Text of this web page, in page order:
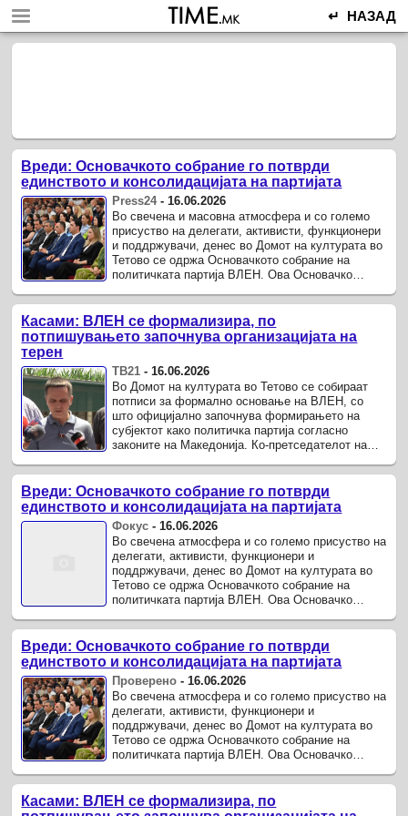
↵ НАЗАД
Вреди: Основачкото собрание го потврди
единството и консолидацијата на партијата
Press24- 16.06.2026
Во свечена и масовна атмосфера и со големо
присуство на делегати, активисти, функционери
и поддржувачи, денес во Домот на културата во
Тетово се одржа Основачкото собрание на
политичката партија ВЛЕН. Ова Основачко
обединувањето и означува ...
Касами: ВЛЕН се формализира, по
потпишувањето започнува организацијата на
терен
ТВ21 - 16.06.2026
Во Домот на културата во Тетово се собираат
потписи за формално основање на ВЛЕН, со
што официјално започнува формирањето на
субјектот како политичка партија согласно
законите на Македонија. Ко-претседателот на
завршувањето на овој процес ќе ...
Вреди: Основачкото собрание го потврди
единството и консолидацијата на партијата
Фокус -16.06.2026
Во свечена атмосфера и со големо присуство на
делегати, активисти, функционери и
поддржувачи, денес во Домот на културата во
Тетово се одржа Основачкото собрание на
политичката партија ВЛЕН. Ова Основачко
обединувањето и означува важна ...
Вреди: Основачкото собрание го потврди
единството и консолидацијата на партијата
Проверено -16.06.2026
Во свечена атмосфера и со големо присуство на
делегати, активисти, функционери и
поддржувачи, денес во Домот на културата во
Тетово се одржа Основачкото собрание на
политичката партија ВЛЕН. Ова Основачко
обединувањето и означува важна ...
Касами: ВЛЕН се формализира, по